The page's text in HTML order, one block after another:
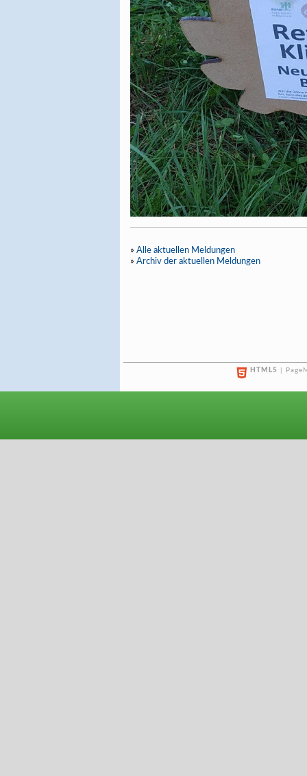
» Alle aktuellen Meldungen
» Archiv der aktuellen Meldungen
HTML5 |